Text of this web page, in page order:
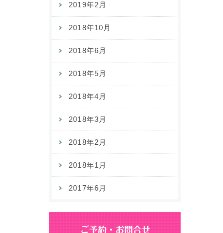
2019年2月
2018年10月
2018年6月
2018年5月
2018年4月
2018年3月
2018年2月
2018年1月
2017年6月